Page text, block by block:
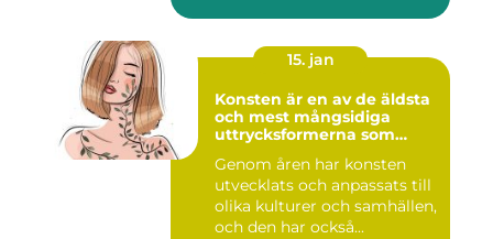
15. jan
Konsten är en av de äldsta
och mest mångsidiga
uttrycksformerna som
Genom åren har konsten
utvecklats och anpassats till
olika kulturer och samhällen,
och den har också...